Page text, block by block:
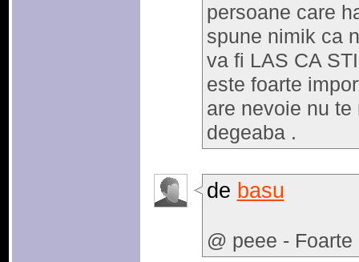
persoane care
spune nimik ca
va fi LAS CA
este foarte
are nevoie nu
degeaba .
de basu
@ peee -